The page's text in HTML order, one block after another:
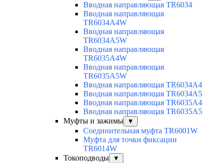
Вводная направляющая TR6034
Вводная направляющая
TR6034A4W
Вводная направляющая
TR6034A5W
Вводная направляющая
TR6035A4W
Вводная направляющая
TR6035A5W
Вводная направляющая TR6034A4
Вводная направляющая TR6034A5
Вводная направляющая TR6035A4
Вводная направляющая TR6035A5
Муфты и зажимы
▼
Соединительная муфта TR6001W
Муфта для точки фиксации
TR6014W
Токоподводы
▼